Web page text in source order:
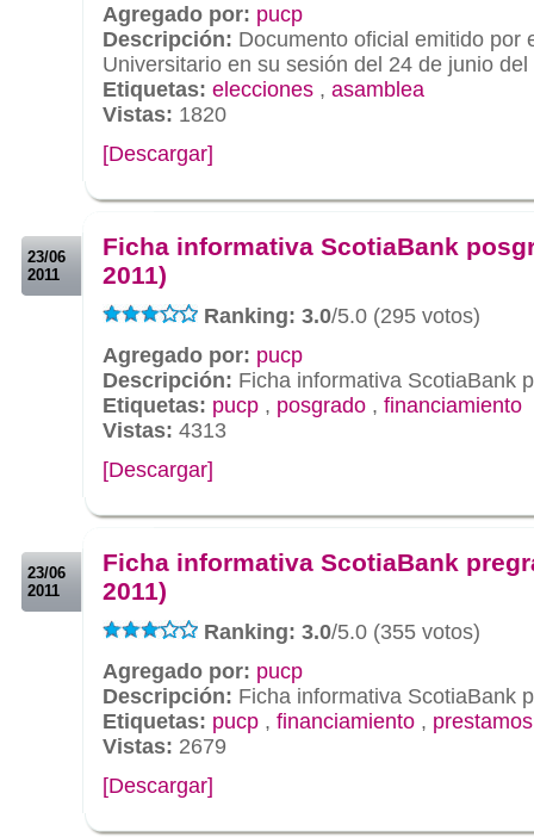
Agregado por: pucp
Descripción: Documento oficial emitido por
Universitario en su sesión del 24 de junio del
Etiquetas: elecciones , asamblea
Vistas: 1820
[Descargar]
23/06
2011
Ficha informativa ScotiaBank
2011)
Ranking: 3.0/5.0 (295 votos)
Agregado por: pucp
Descripción: Ficha informativa ScotiaBank
Etiquetas: pucp , posgrado , financiamiento
Vistas: 4313
[Descargar]
23/06
2011
Ficha informativa ScotiaBank
2011)
Ranking: 3.0/5.0 (355 votos)
Agregado por: pucp
Descripción: Ficha informativa ScotiaBank
Etiquetas: pucp , financiamiento , prestamos
Vistas: 2679
[Descargar]